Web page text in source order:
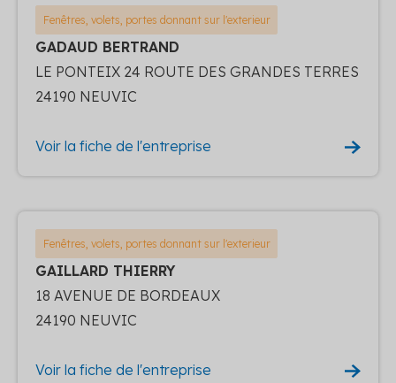
Fenêtres, volets, portes donnant sur l'exterieur
GADAUD BERTRAND
LE PONTEIX 24 ROUTE DES GRANDES TERRES
24190 NEUVIC
Voir la fiche de l'entreprise
Fenêtres, volets, portes donnant sur l'exterieur
GAILLARD THIERRY
18 AVENUE DE BORDEAUX
24190 NEUVIC
Voir la fiche de l'entreprise